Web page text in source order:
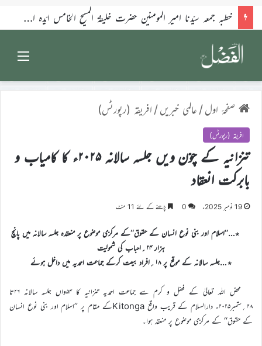
خطبہ جمعہ سیّدنا امیر المومنین حضرت خلیفۃ المسیح الخامس ایّدہ اللہ تعالیٰ بنصرہ العزیز فرمودہ 17؍جولائی 2026ء
صفحۂ اول/ عالمی خبریں/ افریقہ (رپورٹس)
افریقہ (رپورٹس)
تنزانیہ کے چوّن ویں جلسہ سالانہ ۲۰۲۵ء کا کامیاب و
بابرکت انعقاد
19 نومبر 2025ء 0 پڑھنے کے لئے 11 منٹ
٭…’’اسلام اور بنی نوع انسان کے حقوق‘‘کے مرکزی موضوع پر منعقدہ جلسہ سالانہ میں پانچ
ہزار ۲۴؍احباب کی شمولیت
٭…جلسہ سالانہ کے موقع پر ۱۸؍افراد بیعت کرکے جماعت احمدیہ میں داخل ہوئے
محض اللہ تعالیٰ کے فضل و کرم سے جماعت احمدیہ تنزانیہ کا ۵۴واں جلسہ سالانہ ۲۶تا
۲۸؍ستمبر۲۰۲۵ء دارالسلام کے قریب واقع Kitongaکے مقام پر ’’اسلام اور بنی نوع انسان
کے حقوق‘‘ کے مرکزی موضوع پر منعقد ہوا۔